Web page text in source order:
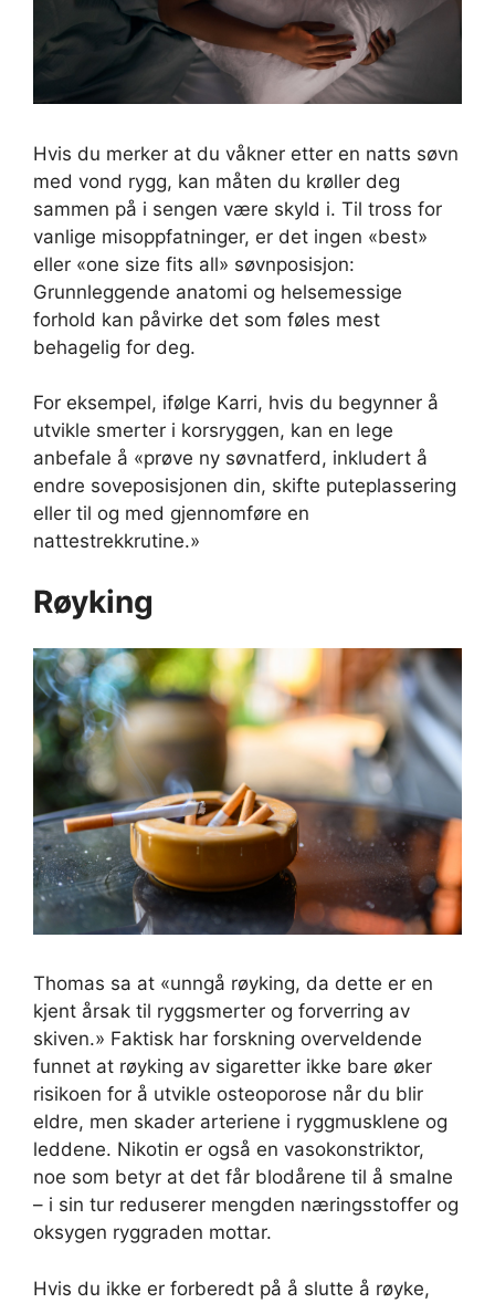
Hvis du merker at du våkner etter en natts søvn
med vond rygg, kan måten du krøller deg
sammen på i sengen være skyld i. Til tross for
vanlige misoppfatninger, er det ingen «best»
eller «one size fits all» søvnposisjon:
Grunnleggende anatomi og helsemessige
forhold kan påvirke det som føles mest
behagelig for deg.
For eksempel, ifølge Karri, hvis du begynner å
utvikle smerter i korsryggen, kan en lege
anbefale å «prøve ny søvnatferd, inkludert å
endre soveposisjonen din, skifte puteplassering
eller til og med gjennomføre en
nattestrekkrutine.»
Røyking
Thomas sa at «unngå røyking, da dette er en
kjent årsak til ryggsmerter og forverring av
skiven.» Faktisk har forskning overveldende
funnet at røyking av sigaretter ikke bare øker
risikoen for å utvikle osteoporose når du blir
eldre, men skader arteriene i ryggmusklene og
leddene. Nikotin er også en vasokonstriktor,
noe som betyr at det får blodårene til å smalne
– i sin tur reduserer mengden næringsstoffer og
oksygen ryggraden mottar.
Hvis du ikke er forberedt på å slutte å røyke,